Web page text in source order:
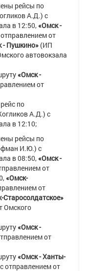
рейсы по
А.Д.) с
в 12:50,«Омск -
от
- Пушкино» (ИП
автовокзала
«Омск -
от
по
А.Д.) с
в 12:10;
рейсы по
И.Ю.) с
в08:50,«Омск -
от
,«Омск-
от
Старосолдатское»
Омского
«Омск -
от
«Омск - Ханты-
сотправлением от